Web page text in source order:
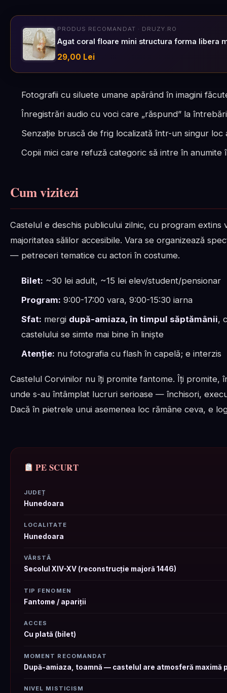
PRODUS RECOMANDAT · DRUZY.RO
Agat coral floare mini structura forma libera
29,00 Lei
Fotografii cu siluete umane apărând în imagini
Înregistrări audio cu voci care „răspund” la
Senzație bruscă de frig localizată într-un singur loc
Copii mici care refuză categoric să intre în anumite
Cum vizitezi
Castelul e deschis publicului zilnic, cu program
majoritatea sălilor accesibile. Vara se organizează
— petreceri tematice cu actori în costume.
Bilet: ~30 lei adult, ~15 lei elev/student/pensionar
Program: 9:00-17:00 vara, 9:00-15:30 iarna
Sfat: mergi după-amiaza, în timpul săptămânii,
castelului se simte mai bine în liniște
Atenție: nu fotografia cu flash în capelă; e interzis
Castelul Corvinilor nu îți promite fantome. Îți promite,
unde s-au întâmplat lucruri serioase — închisori,
Dacă în pietrele unui asemenea loc rămâne ceva, e
PE SCURT
JUDEȚ
Hunedoara
LOCALITATE
Hunedoara
VÂRSTĂ
Secolul XIV-XV (reconstrucție majoră 1446)
TIP FENOMEN
Fantome / apariții
ACCES
Cu plată (bilet)
MOMENT RECOMANDAT
După-amiaza, toamnă — castelul are atmosferă maximă
NIVEL MISTICISM